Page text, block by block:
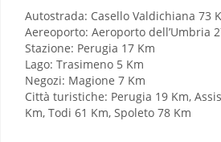
Autostrada: Casello Valdichiana 73
Aereoporto: Aeroporto dell’Umbria
Stazione: Perugia 17 Km
Lago: Trasimeno 5 Km
Negozi: Magione 7 Km
Città turistiche: Perugia 19 Km,
Km, Todi 61 Km, Spoleto 78 Km